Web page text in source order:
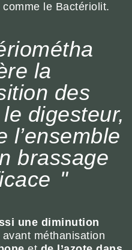
le Bactériolit.
la
des
digesteur,
l’ensemble
brassage
une diminution
avant méthanisation